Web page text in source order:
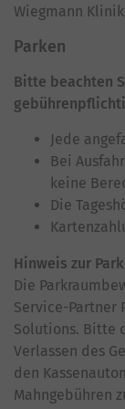
Wiegmann
Parken
Bitte beachten
Jede
Bei
keine
Die
Hinweis zur
Die
Service-Partner
Solutions. Bitte
Verlassen des
den
Mahngebühren